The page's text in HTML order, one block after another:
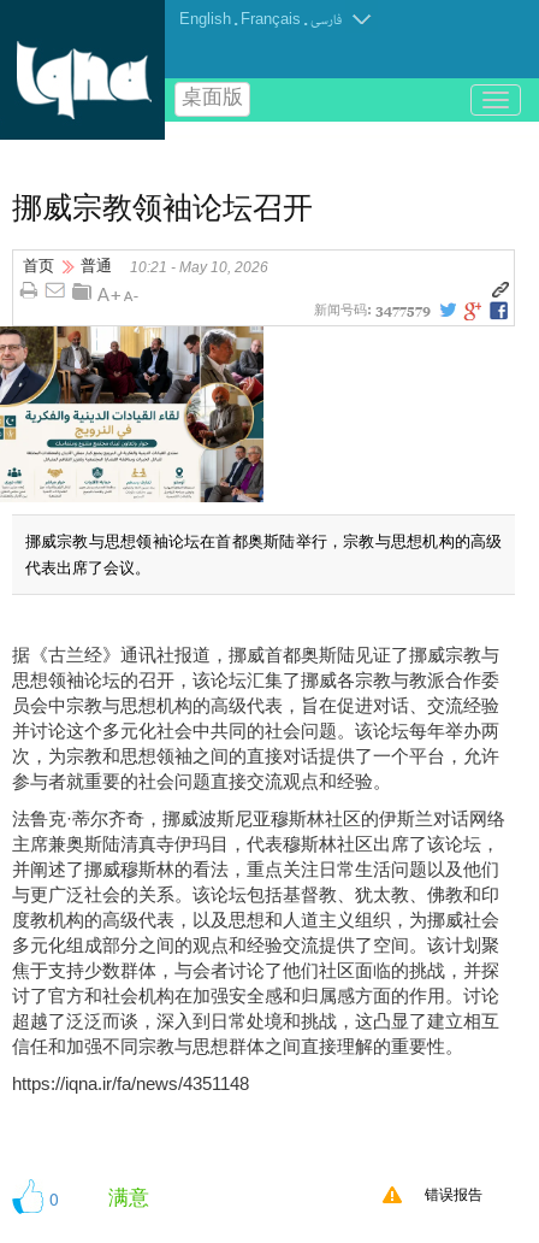
English . Français .فارسی
桌面版
باز
و
挪威宗教领袖论坛召开
首页 普通 10:21 - May 10, 2026
新闻号码: 3477579
挪威宗教与思想领袖论坛在首都奥斯陆举行，宗教与思想机构的高级
代表出席了会议。
据《古兰经》通讯社报道，挪威首都奥斯陆见证了挪威宗教与
思想领袖论坛的召开，该论坛汇集了挪威各宗教与教派合作委
员会中宗教与思想机构的高级代表，旨在促进对话、交流经验
并讨论这个多元化社会中共同的社会问题。该论坛每年举办两
次，为宗教和思想领袖之间的直接对话提供了一个平台，允许
参与者就重要的社会问题直接交流观点和经验。
法鲁克·蒂尔齐奇，挪威波斯尼亚穆斯林社区的伊斯兰对话网络
主席兼奥斯陆清真寺伊玛目，代表穆斯林社区出席了该论坛，
并阐述了挪威穆斯林的看法，重点关注日常生活问题以及他们
与更广泛社会的关系。该论坛包括基督教、犹太教、佛教和印
度教机构的高级代表，以及思想和人道主义组织，为挪威社会
多元化组成部分之间的观点和经验交流提供了空间。该计划聚
焦于支持少数群体，与会者讨论了他们社区面临的挑战，并探
讨了官方和社会机构在加强安全感和归属感方面的作用。讨论
超越了泛泛而谈，深入到日常处境和挑战，这凸显了建立相互
信任和加强不同宗教与思想群体之间直接理解的重要性。
https://iqna.ir/fa/news/4351148
0 满意 错误报告